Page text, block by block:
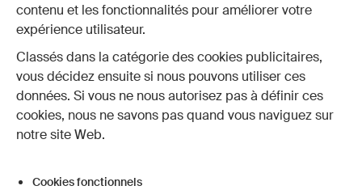
contenu et les fonctionnalités pour améliorer votre
expérience utilisateur.
Classés dans la catégorie des cookies publicitaires,
vous décidez ensuite si nous pouvons utiliser ces
données. Si vous ne nous autorisez pas à définir ces
cookies, nous ne savons pas quand vous naviguez sur
notre site Web.
Cookies fonctionnels